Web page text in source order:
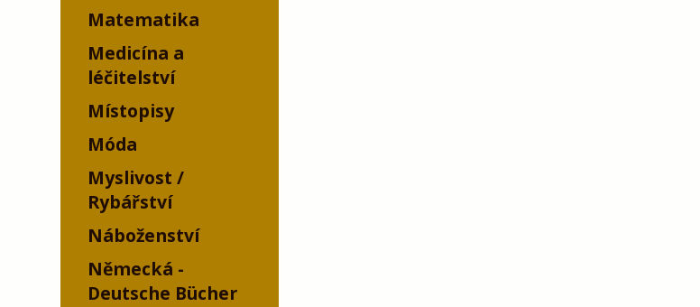
Matematika
Medicína a
léčitelství
Místopisy
Móda
Myslivost /
Rybářství
Náboženství
Německá -
Deutsche Bücher